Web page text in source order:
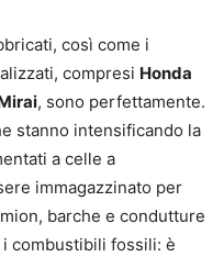
così come i
compresi Honda
, sono perfettamente.
stanno intensificando la
a celle a
immagazzinato per
barche e condutture
combustibili fossili: è